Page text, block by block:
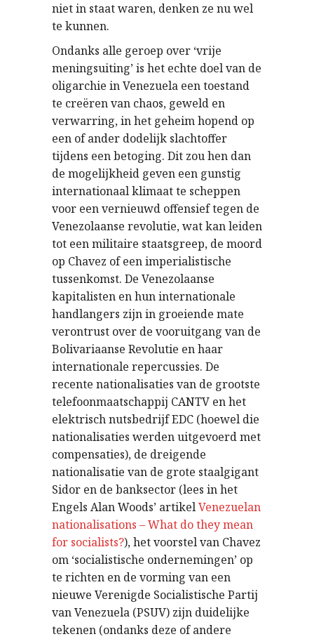
niet in staat waren, denken ze nu wel
te kunnen.
Ondanks alle geroep over ‘vrije
meningsuiting’ is het echte doel van de
oligarchie in Venezuela een toestand
te creëren van chaos, geweld en
verwarring, in het geheim hopend op
een of ander dodelijk slachtoffer
tijdens een betoging. Dit zou hen dan
de mogelijkheid geven een gunstig
internationaal klimaat te scheppen
voor een vernieuwd offensief tegen de
Venezolaanse revolutie, wat kan leiden
tot een militaire staatsgreep, de moord
op Chavez of een imperialistische
tussenkomst. De Venezolaanse
kapitalisten en hun internationale
handlangers zijn in groeiende mate
verontrust over de vooruitgang van de
Bolivariaanse Revolutie en haar
internationale repercussies. De
recente nationalisaties van de grootste
telefoonmaatschappij CANTV en het
elektrisch nutsbedrijf EDC (hoewel die
nationalisaties werden uitgevoerd met
compensaties), de dreigende
nationalisatie van de grote staalgigant
Sidor en de banksector (lees in het
Engels Alan Woods’ artikelVenezuelan
nationalisations – What do they mean
for socialists?), het voorstel van Chavez
om ‘socialistische ondernemingen’ op
te richten en de vorming van een
nieuwe Verenigde Socialistische Partij
van Venezuela (PSUV) zijn duidelijke
tekenen (ondanks deze of andere